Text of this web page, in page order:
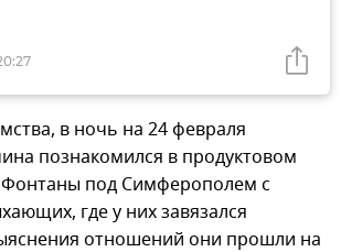
в ночь на 24 февраля
познакомился в продуктовом
Фонтаны под Симферополем с
где у них завязался
отношений они прошли на